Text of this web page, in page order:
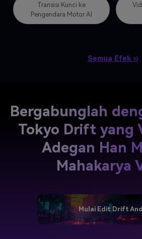
Transisi Kunci ke
Pengendara Motor AI
Semua Efek ››
Bergabunglah
Tokyo Drift yang
Adegan Han
Mahakarya
Mulai Edit Drift